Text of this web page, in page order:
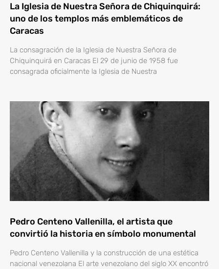
La Iglesia de Nuestra Señora de Chiquinquirá:
uno de los templos más emblemáticos de
Caracas
La consagración de la Iglesia de Nuestra Señora de
Chiquinquirá en Caracas El 29 de junio de 1958 fue
consagrada oficialmente la Iglesia de Nuestra
Pedro Centeno Vallenilla, el artista que
convirtió la historia en símbolo monumental
Pedro Centeno Vallenilla y la construcción de una estética
nacional venezolana El arte venezolano del siglo XX encontró